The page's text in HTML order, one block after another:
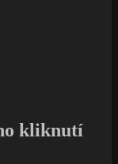
kliknutí